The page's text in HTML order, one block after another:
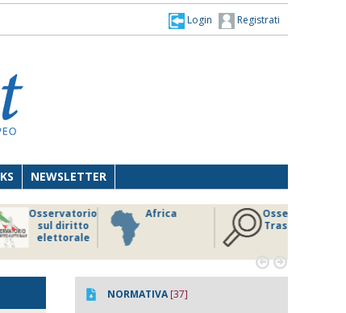
Registrati
Login
NEWSLETTER
diritto
Africa
Osservatorio
Trasparenza
 
NORMATIVA[37]